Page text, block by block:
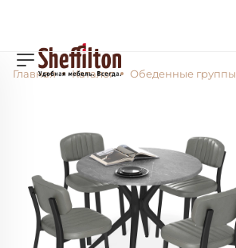
Главная Каталог Обеденные группы